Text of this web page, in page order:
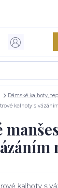
Dámské kalhoty,
kalhoty s